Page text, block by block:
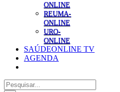
ONLINE
REUMA-
ONLINE
URO-
ONLINE
SAÚDEONLINE TV
AGENDA
Pesquisar